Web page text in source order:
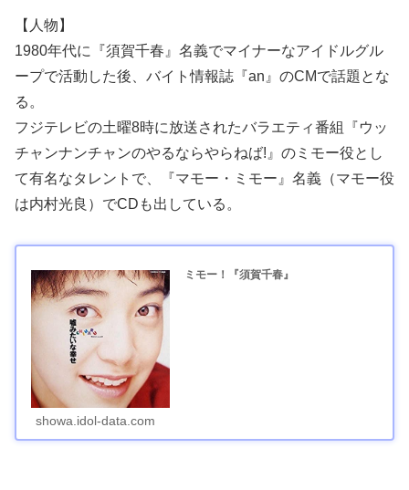
【人物】
1980年代に『須賀千春』名義でマイナーなアイドルグル
ープで活動した後、バイト情報誌『an』のCMで話題とな
る。
フジテレビの土曜8時に放送されたバラエティ番組『ウッ
チャンナンチャンのやるならやらねば!』のミモー役とし
て有名なタレントで、『マモー・ミモー』名義（マモー役
は内村光良）でCDも出している。
ミモー！『須賀千春』
showa.idol-data.com